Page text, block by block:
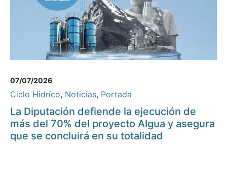
07/07/2026
Ciclo Hidríco, Noticias, Portada
La Diputación defiende la ejecución de
más del 70% del proyecto AIgua y asegura
que se concluirá en su totalidad